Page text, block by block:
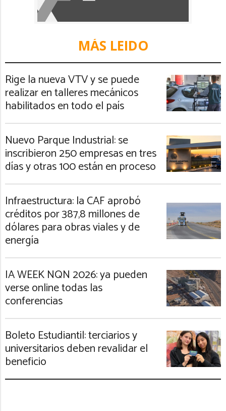
MÁS LEIDO
Rige la nueva VTV y se puede
realizar en talleres mecánicos
habilitados en todo el país
Nuevo Parque Industrial: se
inscribieron 250 empresas en tres
días y otras 100 están en proceso
Infraestructura: la CAF aprobó
créditos por 387,8 millones de
dólares para obras viales y de
energía
IA WEEK NQN 2026: ya pueden
verse online todas las
conferencias
Boleto Estudiantil: terciarios y
universitarios deben revalidar el
beneficio